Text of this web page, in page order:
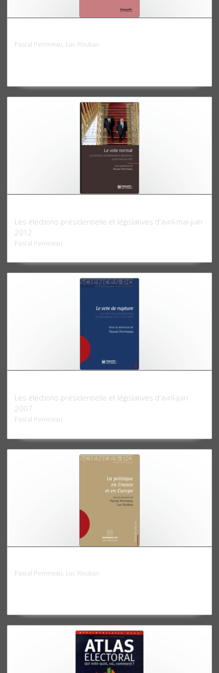
Pascal Perrineau, Luc Rouban
Les élections présidentielle et législatives d'avril-mai-juin
2012
Pascal Perrineau
Les élections présidentielle et législatives d'avril-juin
2007
Pascal Perrineau
Pascal Perrineau, Luc Rouban